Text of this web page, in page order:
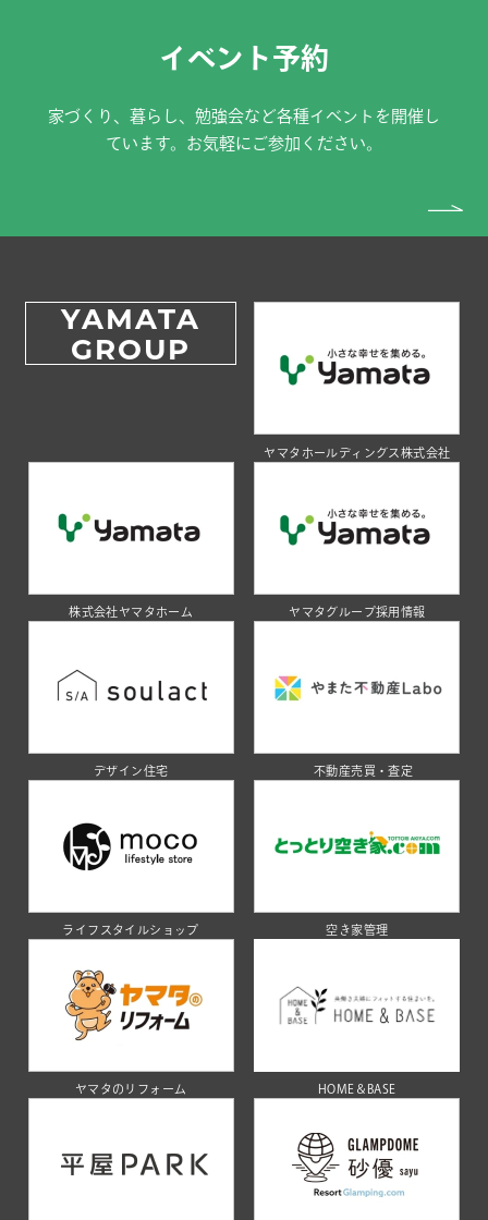
イベント予約
家づくり、暮らし、勉強会など各種イベントを開催し
ています。お気軽にご参加ください。
YAMATA
GROUP
ヤマタホールディングス株式会社
株式会社ヤマタホーム ヤマタグループ採用情報
デザイン住宅 不動産売買・査定
ライフスタイルショップ 空き家管理
ヤマタのリフォーム HOME＆BASE